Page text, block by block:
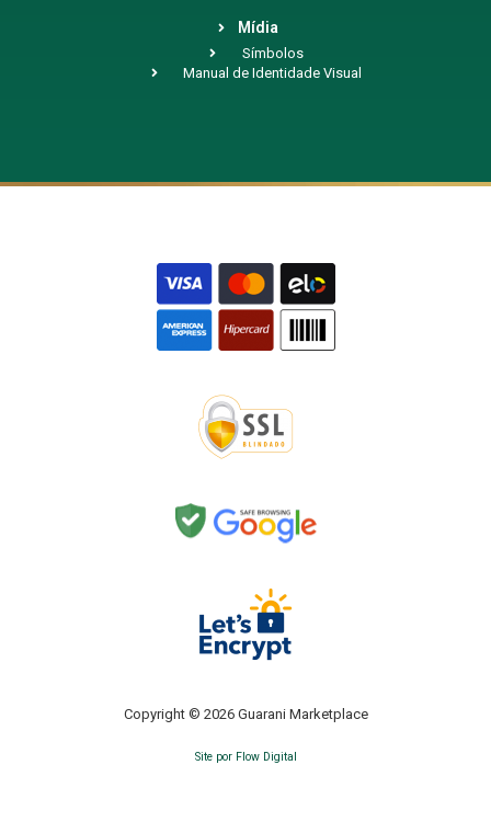
Mídia
Símbolos
Manual de Identidade Visual
Copyright © 2026 Guarani Marketplace
Site por Flow Digital